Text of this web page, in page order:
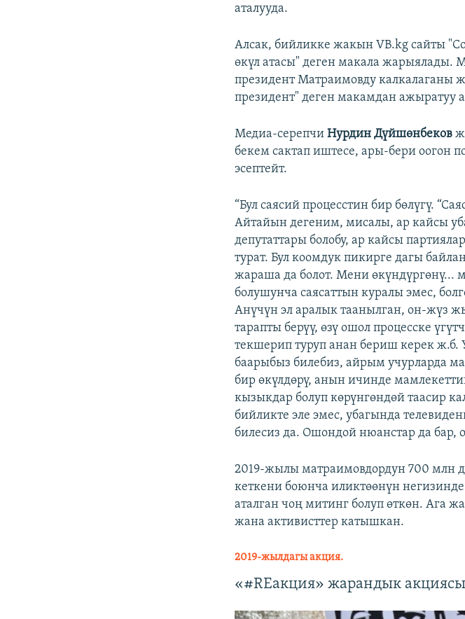
аталууда.
Алсак, бийликке жакын VB.kg сайты
өкүл атасы" деген макала жарыялады.
президент Матраимовду калкалаганы
президент" деген макамдан ажыратуу
Медиа-серепчиНурдин Дүйшөнбеков
бекем сактап иштесе, ары-бери оогон
эсептейт.
“Бул саясий процесстин бир бөлүгү.
Айтайын дегеним, мисалы, ар кайсы
депутаттары болобу, ар кайсы
турат. Бул коомдук пикирге дагы
жараша да болот. Мени өкүндүргөнү...
болушунча саясаттын куралы эмес,
Анүчүн эл аралык таанылган, он-жүз
тарапты берүү, өзү ошол процесске
текшерип туруп анан бериш керек ж.б.
баарыбыз билебиз, айрым учурларда
бир өкүлдөрү, анын ичинде
кызыкдар болуп көрүнгөндөй таасир
бийликте эле эмес, убагында
билесиз да. Ошондой нюанстар да бар,
2019-жылы матраимовдордун 700 млн
кеткени боюнча иликтөөнүн
аталган чоң митинг болуп өткөн. Ага
жана активисттер катышкан.
2019-жылдагы акция.
«#REакция» жарандык